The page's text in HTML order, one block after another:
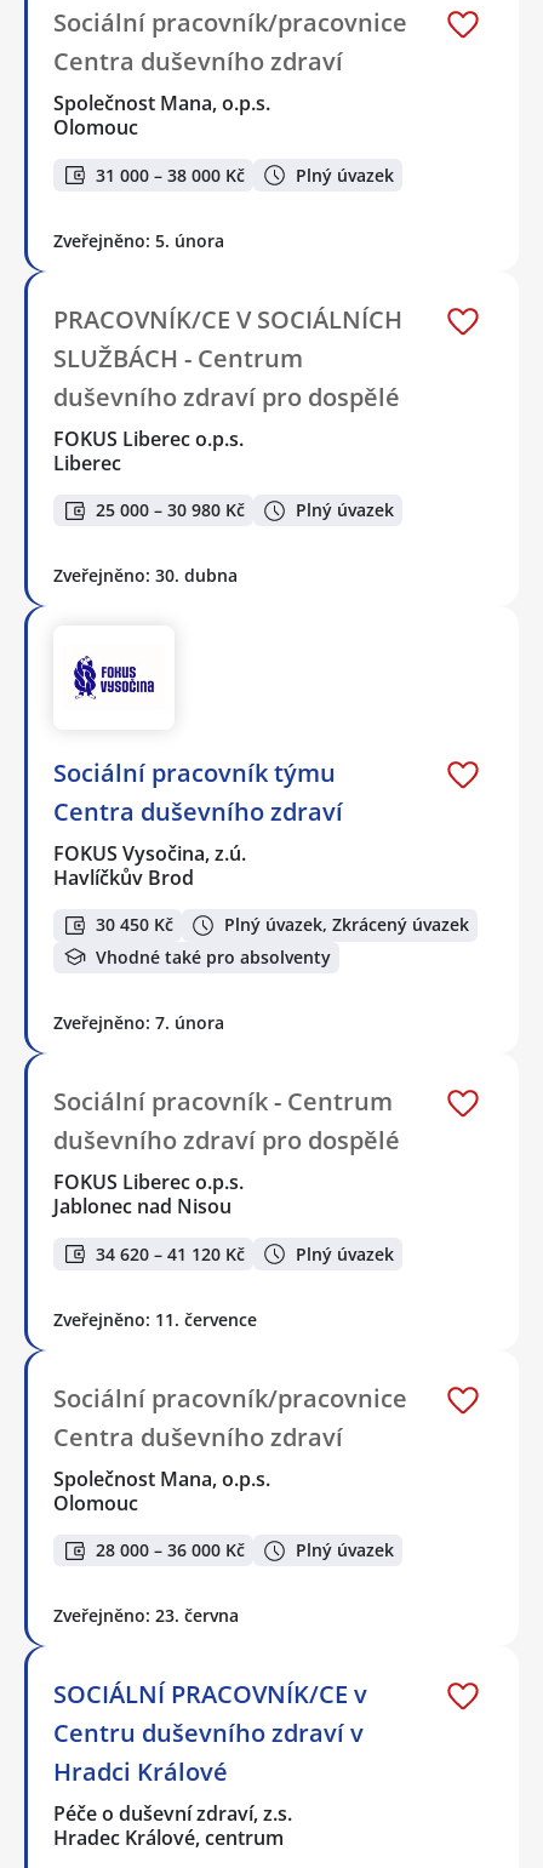
Sociální pracovník/pracovnice
Centra duševního zdraví
Společnost Mana, o.p.s.
Olomouc
31 000 – 38 000 Kč Plný úvazek
Zveřejněno: 5. února
PRACOVNÍK/CE V SOCIÁLNÍCH
SLUŽBÁCH - Centrum
duševního zdraví pro dospělé
FOKUS Liberec o.p.s.
Liberec
25 000 – 30 980 Kč Plný úvazek
Zveřejněno: 30. dubna
Sociální pracovník týmu
Centra duševního zdraví
FOKUS Vysočina, z.ú.
Havlíčkův Brod
30 450 Kč
Plný úvazek, Zkrácený úvazek
Vhodné také pro absolventy
Zveřejněno: 7. února
Sociální pracovník - Centrum
duševního zdraví pro dospělé
FOKUS Liberec o.p.s.
Jablonec nad Nisou
34 620 – 41 120 Kč Plný úvazek
Zveřejněno: 11. července
Sociální pracovník/pracovnice
Centra duševního zdraví
Společnost Mana, o.p.s.
Olomouc
28 000 – 36 000 Kč Plný úvazek
Zveřejněno: 23. června
SOCIÁLNÍ PRACOVNÍK/CE v
Centru duševního zdraví v
Hradci Králové
Péče o duševní zdraví, z.s.
Hradec Králové, centrum